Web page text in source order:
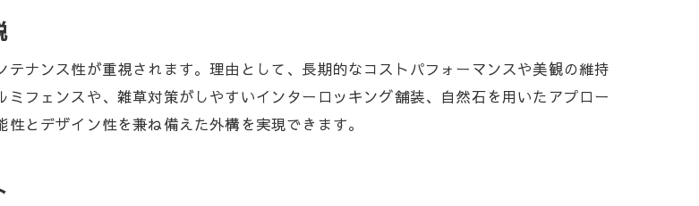
ナンス性が重視されます。理由として、長期的なコストパフォーマンスや美観の維持
フェンスや、雑草対策がしやすいインターロッキング舗装、自然石を用いたアプロー
とデザイン性を兼ね備えた外構を実現できます。